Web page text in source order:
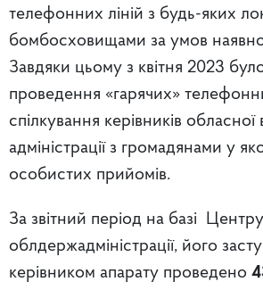
телефонних ліній з будь-яких
бомбосховищами за умов
Завдяки цьому з квітня 2023
проведення «гарячих»
спілкування керівників обласної
адміністрації з громадянами у
особистих прийомів.
За звітний період на базі
облдержадміністрації, його
керівником апарату проведено